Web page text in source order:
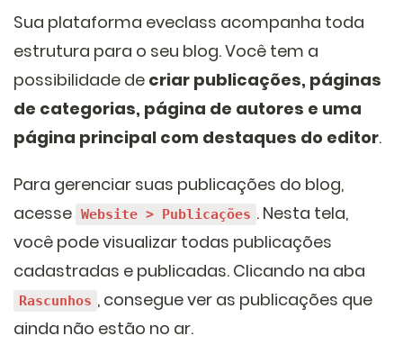
Sua plataforma eveclass acompanha toda
estrutura para o seu blog. Você tem a
possibilidade de criar publicações, páginas
de categorias, página de autores e uma
página principal com destaques do editor.
Para gerenciar suas publicações do blog,
acesse Website > Publicações . Nesta tela,
você pode visualizar todas publicações
cadastradas e publicadas. Clicando na aba
Rascunhos , consegue ver as publicações que
ainda não estão no ar.